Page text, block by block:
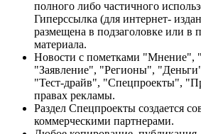
полного либо частичного
Гиперссылка (для интернет-
размещена в подзаголовке или в
материала.
Новости с пометками "Мнение",
"Заявление", "Регионы",
"Тест-драйв", "Спецпроекты",
правах рекламы.
Раздел Спецпроекты создается
коммерческими партнерами.